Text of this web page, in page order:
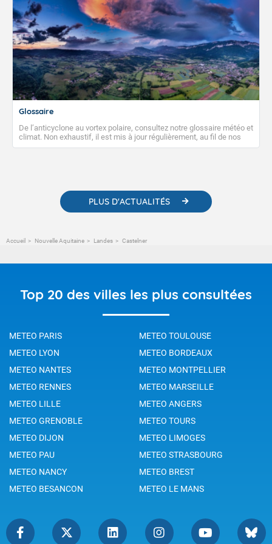
Glossaire
De l’anticyclone au vortex polaire, consultez notre glossaire météo et
climat. Non exhaustif, il est mis à jour régulièrement, au fil de nos
publications. Vous y trouverez également des liens utiles vers nos
PLUS D'ACTUALITÉS
Accueil Nouvelle Aquitaine Landes Castelner
Top 20 des villes les plus consultées
METEO PARIS
METEO TOULOUSE
METEO LYON
METEO BORDEAUX
METEO NANTES
METEO MONTPELLIER
METEO RENNES
METEO MARSEILLE
METEO LILLE
METEO ANGERS
METEO GRENOBLE
METEO TOURS
METEO DIJON
METEO LIMOGES
METEO PAU
METEO STRASBOURG
METEO NANCY
METEO BREST
METEO BESANCON
METEO LE MANS